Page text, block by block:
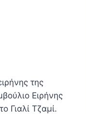
της
Ειρήνης
Γιαλί Τζαμί.